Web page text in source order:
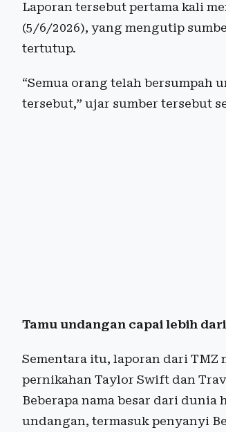
Laporan tersebut pertama kali
(5/6/2026), yang mengutip
tertutup.
“Semua orang telah bersumpah
tersebut,” ujar sumber tersebut
Tamu undangan capai lebih
Sementara itu, laporan dari
pernikahan Taylor Swift dan
Beberapa nama besar dari
undangan, termasuk penyanyi